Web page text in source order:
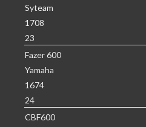
Syteam
1708
23
Fazer 600
Yamaha
1674
24
CBF600